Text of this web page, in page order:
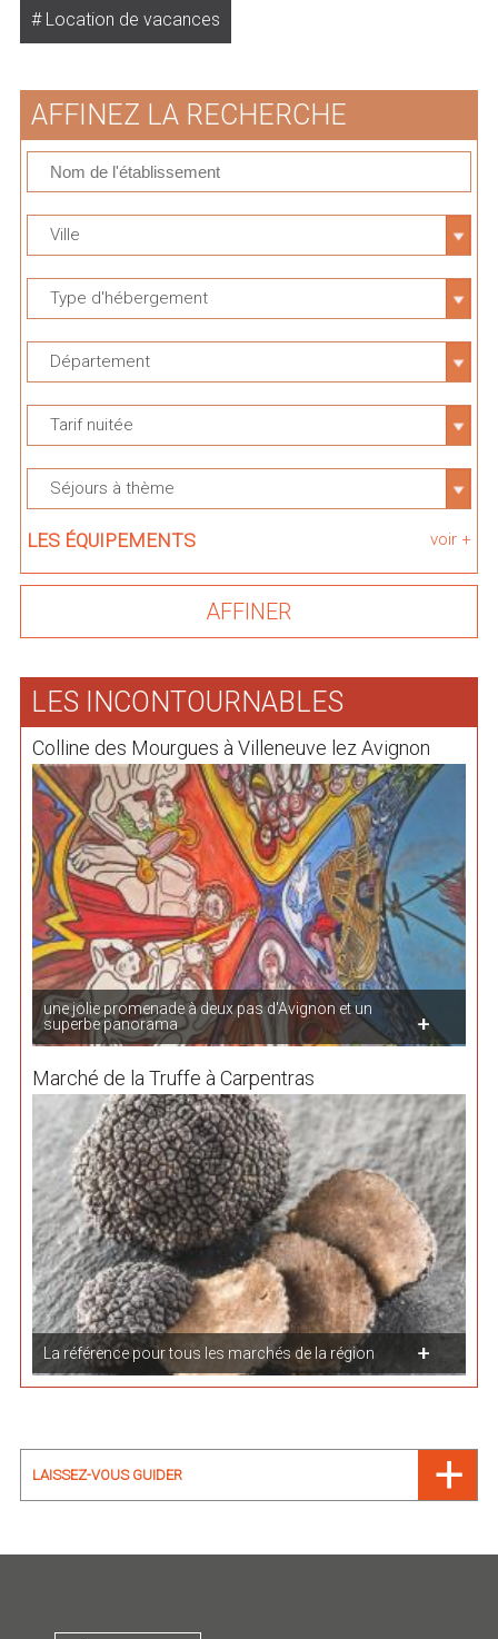
Location de vacances
AFFINEZ LA RECHERCHE
Ville
Type d'hébergement
Département
Tarif nuitée
Séjours à thème
LES ÉQUIPEMENTS voir +
LES INCONTOURNABLES
Colline des Mourgues à Villeneuve lez Avignon
une jolie promenade à deux pas d'Avignon et un
superbe panorama
Marché de la Truffe à Carpentras
La référence pour tous les marchés de la région
LAISSEZ-VOUS GUIDER